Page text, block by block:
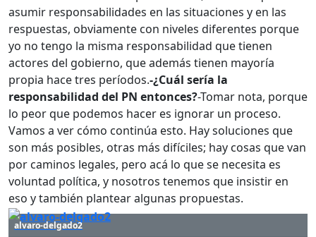
asumir responsabilidades en las situaciones y en las
respuestas, obviamente con niveles diferentes porque
yo no tengo la misma responsabilidad que tienen
actores del gobierno, que además tienen mayoría
propia hace tres períodos.-¿Cuál sería la
responsabilidad del PN entonces?-Tomar nota, porque
lo peor que podemos hacer es ignorar un proceso.
Vamos a ver cómo continúa esto. Hay soluciones que
son más posibles, otras más difíciles; hay cosas que van
por caminos legales, pero acá lo que se necesita es
voluntad política, y nosotros tenemos que insistir en
eso y también plantear algunas propuestas.
alvaro-delgado2